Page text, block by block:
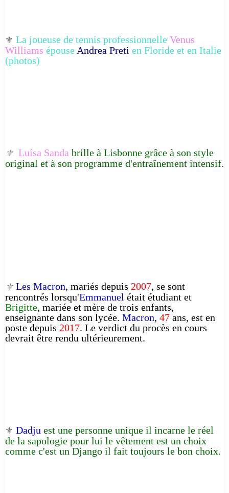
⚜️ La joueuse de tennis professionnelle Venus
Williams épouseAndrea Preti en Floride et en Italie
(photos)
⚜️ Luísa Sanda brille à Lisbonne grâce à son style
original et à son programme d'entraînement intensif.
⚜️ Les Macron, mariés depuis 2007, se sont
rencontrés lorsqu'Emmanuel était étudiant et
Brigitte, mariée et mère de trois enfants,
enseignante dans son lycée. Macron, 47 ans, est en
poste depuis 2017. Le verdict du procès en cours
devrait être rendu ultérieurement.
⚜️ Dadju est une personne unique il incarne le réel
de la sapologie pour lui le vêtement est un choix
comme c'est un Django il fait toujours le bon choix.